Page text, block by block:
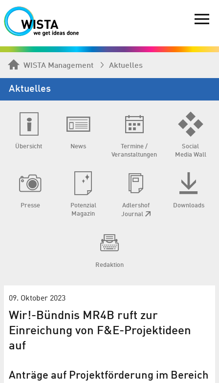
WISTA Management Aktuelles
Aktuelles
Übersicht News
Termine /
Veranstaltungen
Social
Media Wall
Presse
Potenzial
Magazin
Adlershof
Journal
Downloads
Redaktion
09. Oktober 2023
Wir!-Bündnis MR4B ruft zur
Einreichung von F&E-Projektideen
auf
Anträge auf Projektförderung im Bereich